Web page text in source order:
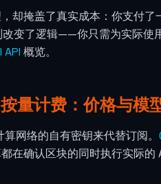
却掩盖了真实成本：你支付
变了逻辑——你只需为实际使
API 概览。
量计费：价格与模
网络的自有密钥来代替订阅。
在确认区块的同时执行实际